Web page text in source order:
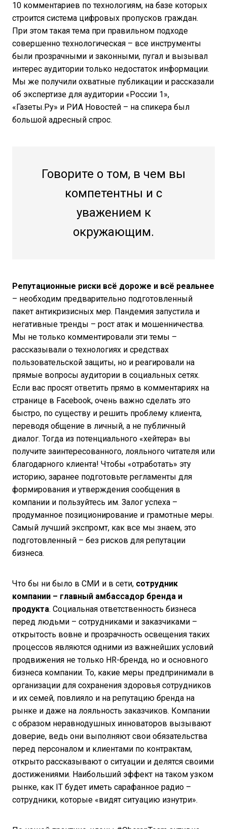
10 комментариев по технологиям, на базе которых
строится система цифровых пропусков граждан.
При этом такая тема при правильном подходе
совершенно технологическая – все инструменты
были прозрачными и законными, пугал и вызывал
интерес аудитории только недостаток информации.
Мы же получили охватные публикации и рассказали
об экспертизе для аудитории «России 1»,
«Газеты.Ру» и РИА Новостей – на спикера был
большой адресный спрос.
Говорите о том, в чем вы
компетентны и с
уважением к
окружающим.
Репутационные риски всё дороже и всё реальнее
– необходим предварительно подготовленный
пакет антикризисных мер. Пандемия запустила и
негативные тренды – рост атак и мошенничества.
Мы не только комментировали эти темы –
рассказывали о технологиях и средствах
пользовательской защиты, но и реагировали на
прямые вопросы аудитории в социальных сетях.
Если вас просят ответить прямо в комментариях на
странице в Facebook, очень важно сделать это
быстро, по существу и решить проблему клиента,
переводя общение в личный, а не публичный
диалог. Тогда из потенциального «хейтера» вы
получите заинтересованного, лояльного читателя или
благодарного клиента! Чтобы «отработать» эту
историю, заранее подготовьте регламенты для
формирования и утверждения сообщения в
компании и пользуйтесь им. Залог успеха –
продуманное позиционирование и грамотные меры.
Самый лучший экспромт, как все мы знаем, это
подготовленный – без рисков для репутации
бизнеса.
Что бы ни было в СМИ и в сети, сотрудник
компании – главный амбассадор бренда и
продукта. Социальная ответственность бизнеса
перед людьми – сотрудниками и заказчиками –
открытость вовне и прозрачность освещения таких
процессов являются одними из важнейших условий
продвижения не только HR-бренда, но и основного
бизнеса компании. То, какие меры предпринимали в
организации для сохранения здоровья сотрудников
и их семей, повлияло и на репутацию бренда на
рынке и даже на лояльность заказчиков. Компании
с образом неравнодушных инноваторов вызывают
доверие, ведь они выполняют свои обязательства
перед персоналом и клиентами по контрактам,
открыто рассказывают о ситуации и делятся своими
достижениями. Наибольший эффект на таком узком
рынке, как IT будет иметь сарафанное радио –
сотрудники, которые «видят ситуацию изнутри».